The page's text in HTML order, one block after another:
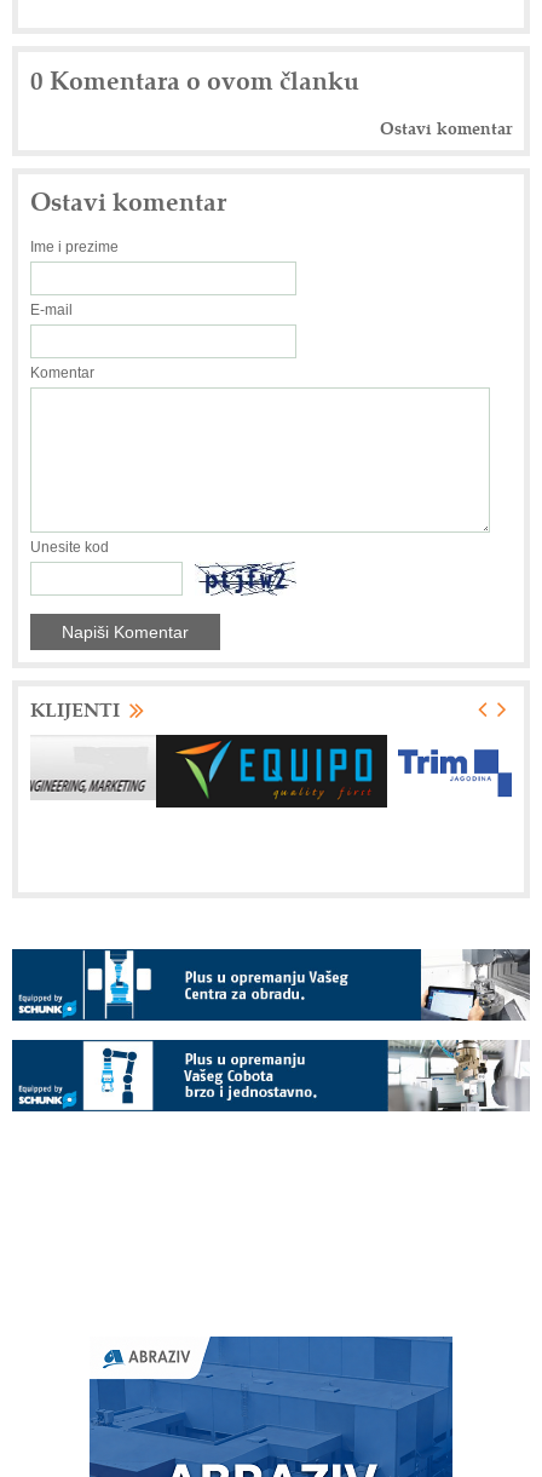
0 Komentara o ovom članku
Ostavi komentar
Ostavi komentar
Ime i prezime
E-mail
Komentar
Unesite kod
KLIJENTI